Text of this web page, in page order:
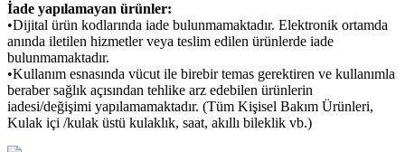
İade yapılamayan ürünler:
•Dijital ürün kodlarında iade bulunmamaktadır. Elektronik ortamda
anında iletilen hizmetler veya teslim edilen ürünlerde iade
bulunmamaktadır.
•Kullanım esnasında vücut ile birebir temas gerektiren ve kullanımla
beraber sağlık açısından tehlike arz edebilen ürünlerin
iadesi/değişimi yapılamamaktadır. (Tüm Kişisel Bakım Ürünleri,
Kulak içi /kulak üstü kulaklık, saat, akıllı bileklik vb.)